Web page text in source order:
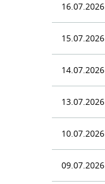
16.07.2026
15.07.2026
14.07.2026
13.07.2026
10.07.2026
09.07.2026